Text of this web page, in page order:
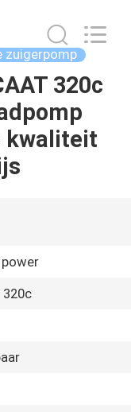
zuigerpomp
320c
kwaliteit
320c